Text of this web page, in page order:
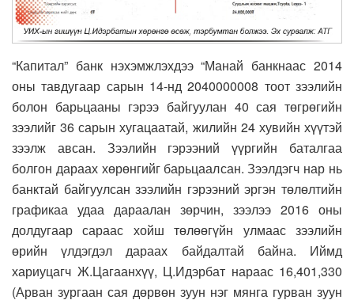
“Капитал” банк нэхэмжлэхдээ “Манай банкнаас 2014
оны тавдугаар сарын 14-нд 2040000008 тоот зээлийн
болон барьцааны гэрээ байгуулан 40 сая төгрөгийн
зээлийг 36 сарын хугацаатай, жилийн 24 хувийн хүүтэй
зээлж авсан. Зээлийн гэрээний үүргийн баталгаа
болгон дараах хөрөнгийг барьцаалсан. Зээлдэгч нар нь
банктай байгуулсан зээлийн гэрээний эргэн төлөлтийн
графикаа удаа дараалан зөрчин, зээлээ 2016 оны
долдугаар сараас хойш төлөөгүйн улмаас зээлийн
өрийн үлдэгдэл дараах байдалтай байна. Иймд
хариуцагч Ж.Цагаанхүү, Ц.Идэрбат нараас 16,401,330
(Арван зургаан сая дөрвөн зуун нэг мянга гурван зуун